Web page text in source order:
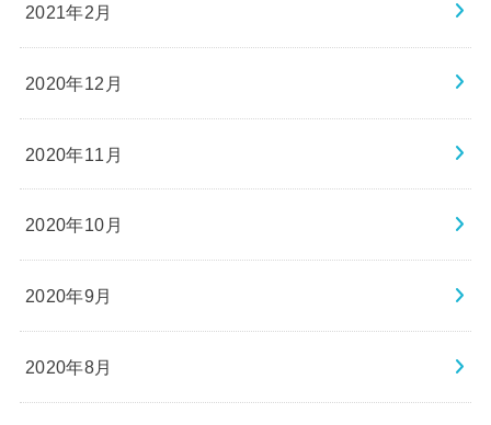
2021年2月
2020年12月
2020年11月
2020年10月
2020年9月
2020年8月